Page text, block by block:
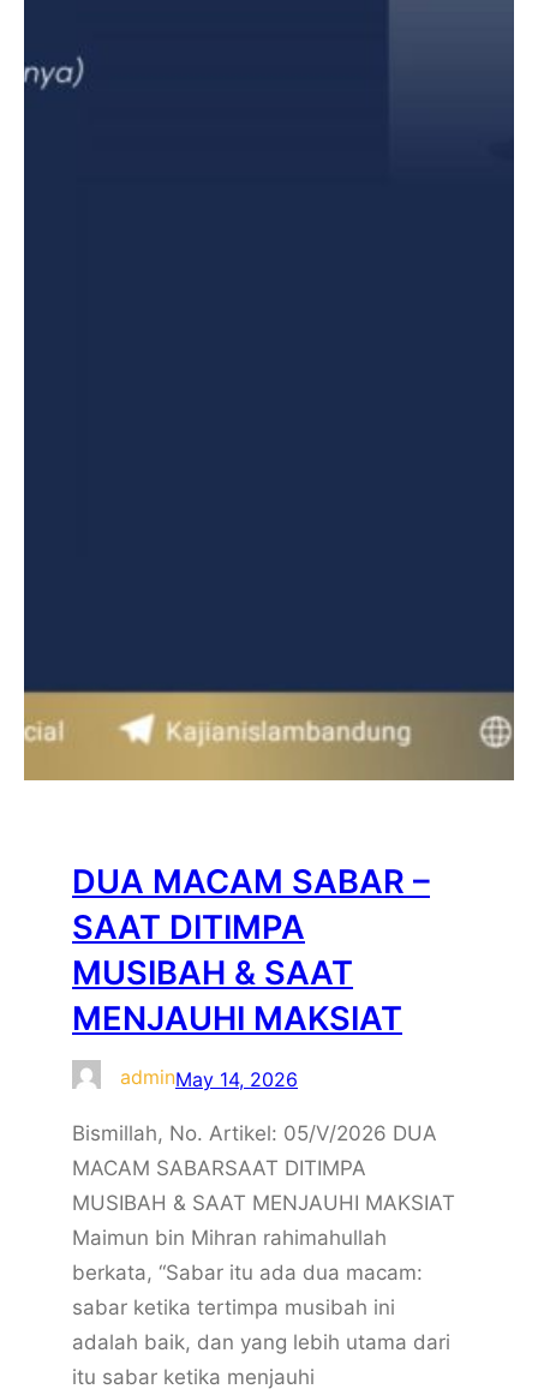
DUA MACAM SABAR –
SAAT DITIMPA
MUSIBAH & SAAT
MENJAUHI MAKSIAT
adminMay 14, 2026
Bismillah, No. Artikel: 05/V/2026 DUA
MACAM SABARSAAT DITIMPA
MUSIBAH & SAAT MENJAUHI MAKSIAT
Maimun bin Mihran rahimahullah
berkata, “Sabar itu ada dua macam:
sabar ketika tertimpa musibah ini
adalah baik, dan yang lebih utama dari
itu sabar ketika menjauhi